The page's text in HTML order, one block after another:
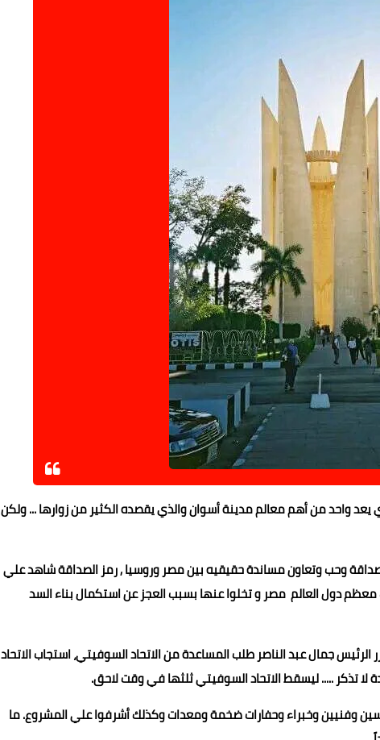
واحد من أهم معالم مدينة أسوان والذي يقصده الكثير من زوارها ... ولكن
وحب وتعاون مساندة حقيقيه بين مصر وروسيا , رمز الصداقة شاهد علي
دول العالم مصر و تخلوا عنها بسبب العجز عن استكمال بناء السد
جمال عبد الناصر طلب المساعدة من الاتحاد السوفيتي، استجاب الاتحاد
تذكر ..... ليسقط الاتحاد السوفيتي ثلثها في وقت لاحق.
وفنيين وخبراء وحفارات ضخمة ومعدات وكذلك أشرفوا علي المشروع. ما